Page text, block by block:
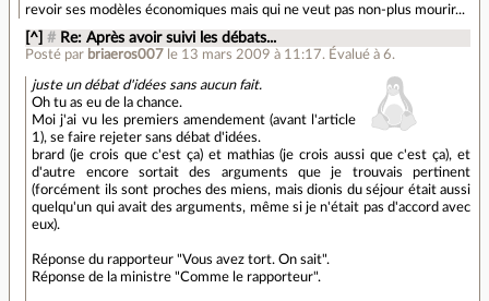
revoir ses modèles économiques mais qui ne veut pas non-plus mourir...
[^] # Re: Après avoir suivi les débats...
Posté par briaeros007 le 13 mars 2009 à 11:17. Évalué à6.
juste un débat d'idées sans aucun fait.
Oh tu as eu de la chance.
Moi j'ai vu les premiers amendement (avant l'article
1), se faire rejeter sans débat d'idées.
brard (je crois que c'est ça) et mathias (je crois aussi que c'est ça), et
d'autre encore sortait des arguments que je trouvais pertinent
(forcément ils sont proches des miens, mais dionis du séjour était aussi
quelqu'un qui avait des arguments, même si je n'était pas d'accord avec
eux).
Réponse du rapporteur "Vous avez tort. On sait".
Réponse de la ministre "Comme le rapporteur".